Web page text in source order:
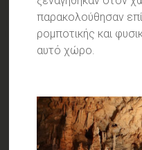
παρακολούθησαν
ρομποτικής και
αυτό χώρο.